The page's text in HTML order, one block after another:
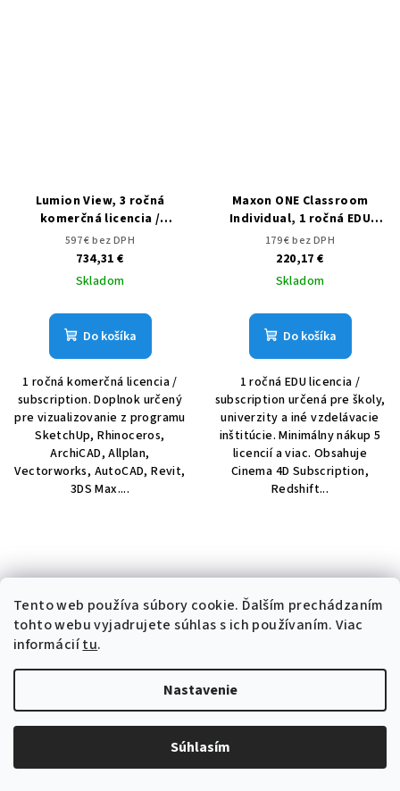
Tento web používa súbory cookie. Ďalším prechádzaním
tohto webu vyjadrujete súhlas s ich používaním. Viac
informáciítu.
Nastavenie
Súhlasím
Lumion View, 3 ročná
komerčná licencia /
subscription
597 € bez DPH
734,31 €
Skladom
Do košíka
1 ročná komerčná licencia /
subscription. Doplnok určený
pre vizualizovanie z programu
SketchUp, Rhinoceros,
ArchiCAD, Allplan,
Vectorworks, AutoCAD, Revit,
3DS Max....
Maxon ONE Classroom
Individual, 1 ročná EDU
licencia / subscription
179 € bez DPH
220,17 €
Skladom
Do košíka
1 ročná EDU licencia /
subscription určená pre školy,
univerzity a iné vzdelávacie
inštitúcie. Minimálny nákup 5
licencií a viac. Obsahuje
Cinema 4D Subscription,
Redshift...
PodiumxRT Student, 1